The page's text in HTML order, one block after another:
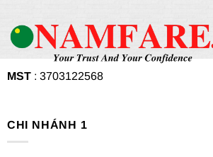
MST: 3703122568
CHI NHÁNH 1